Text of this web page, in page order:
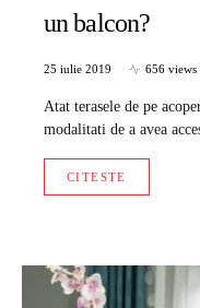
un balcon?
25 iulie 2019 656 views
Atat terasele de pe
modalitati de a avea
CITESTE